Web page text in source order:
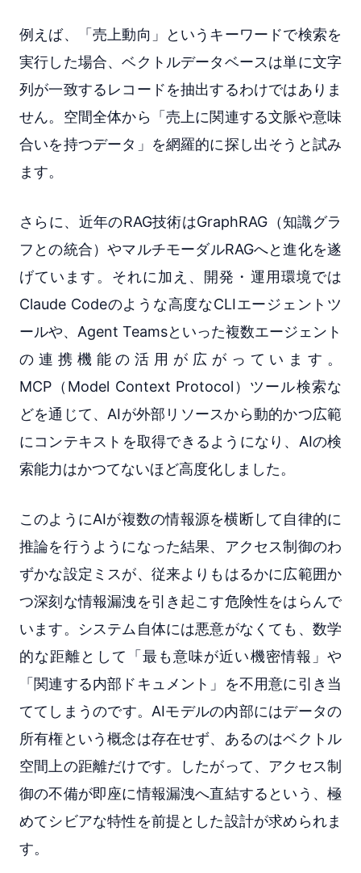
例えば、「売上動向」というキーワードで検索を
実行した場合、ベクトルデータベースは単に文字
列が一致するレコードを抽出するわけではありま
せん。空間全体から「売上に関連する文脈や意味
合いを持つデータ」を網羅的に探し出そうと試み
ます。
さらに、近年のRAG技術はGraphRAG（知識グラ
フとの統合）やマルチモーダルRAGへと進化を遂
げています。それに加え、開発・運用環境では
Claude Codeのような高度なCLIエージェントツ
ールや、Agent Teamsといった複数エージェント
の連携機能の活用が広がっています。
MCP（Model Context Protocol）ツール検索な
どを通じて、AIが外部リソースから動的かつ広範
にコンテキストを取得できるようになり、AIの検
索能力はかつてないほど高度化しました。
このようにAIが複数の情報源を横断して自律的に
推論を行うようになった結果、アクセス制御のわ
ずかな設定ミスが、従来よりもはるかに広範囲か
つ深刻な情報漏洩を引き起こす危険性をはらんで
います。システム自体には悪意がなくても、数学
的な距離として「最も意味が近い機密情報」や
「関連する内部ドキュメント」を不用意に引き当
ててしまうのです。AIモデルの内部にはデータの
所有権という概念は存在せず、あるのはベクトル
空間上の距離だけです。したがって、アクセス制
御の不備が即座に情報漏洩へ直結するという、極
めてシビアな特性を前提とした設計が求められま
す。